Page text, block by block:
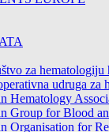
za
udruga
Hematology
Group for Blood
Organisation for